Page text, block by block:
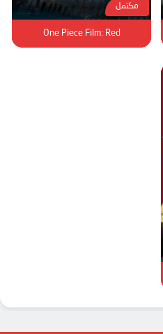
مكتمل
One Piece Film: Red